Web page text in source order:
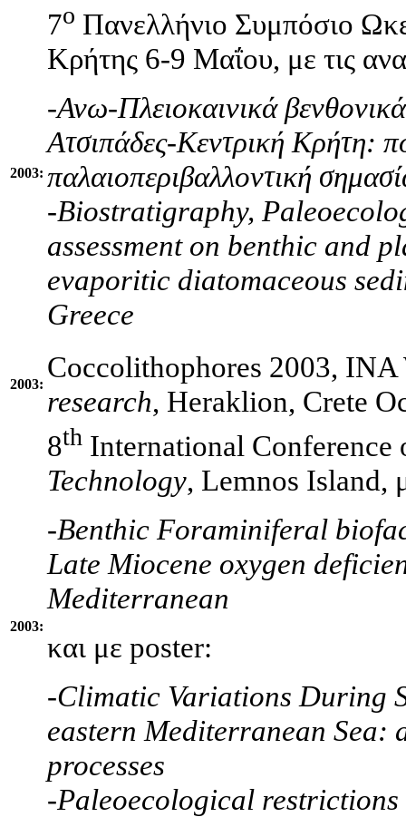
2003:
7ο Πανελλήνιο Συμπόσιο
Κρήτης 6-9 Μαΐου, με τις
-Ανω-Πλειοκαινικά
Ατσιπάδες-Κεντρική Κρήτη:
παλαιοπεριβαλλοντική
-Biostratigraphy,
assessment on benthic and
evaporitic diatomaceous
Greece
2003:
Coccolithophores 2003,
research, Heraklion, Crete
2003:
8th International Conference
Technology, Lemnos Island,
-Benthic Foraminiferal
Late Miocene oxygen
Mediterranean
και με poster:
-Climatic Variations During
eastern Mediterranean
processes
-Paleoecological